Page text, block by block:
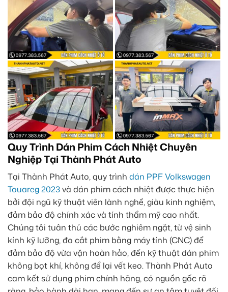
Quy Trình Dán Phim Cách Nhiệt Chuyên
Nghiệp Tại Thành Phát Auto
Tại Thành Phát Auto, quy trình dán PPF Volkswagen
Touareg 2023và dán phim cách nhiệt được thực hiện
bởi đội ngũ kỹ thuật viên lành nghề, giàu kinh nghiệm,
đảm bảo độ chính xác và tính thẩm mỹ cao nhất.
Chúng tôi tuân thủ các bước nghiêm ngặt, từ vệ sinh
kính kỹ lưỡng, đo cắt phim bằng máy tính (CNC) để
đảm bảo độ vừa vặn hoàn hảo, đến kỹ thuật dán phim
không bọt khí, không để lại vết keo. Thành Phát Auto
cam kết sử dụng phim chính hãng, có nguồn gốc rõ